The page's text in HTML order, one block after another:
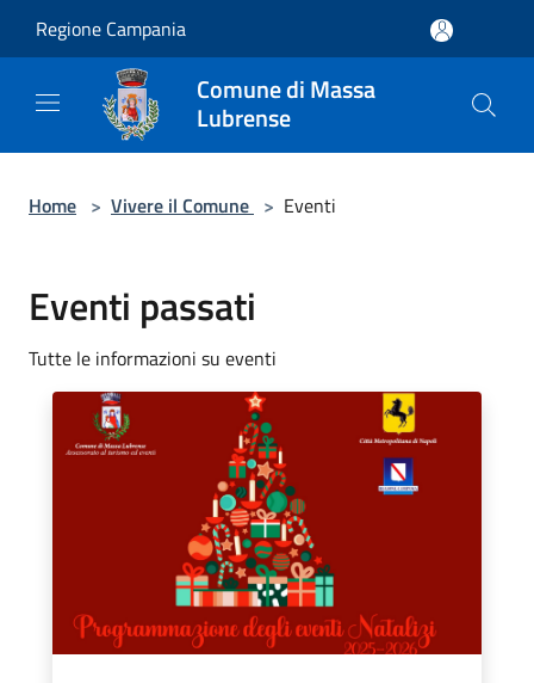
Regione Campania
Comune di Massa
Lubrense
Home > Vivere il Comune > Eventi
Eventi passati
Tutte le informazioni su eventi